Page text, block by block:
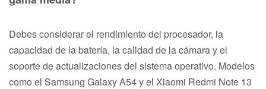
Debes considerar el rendimiento del procesador, la
capacidad de la batería, la calidad de la cámara y el
soporte de actualizaciones del sistema operativo. Modelos
como el Samsung Galaxy A54 y el Xiaomi Redmi Note 13